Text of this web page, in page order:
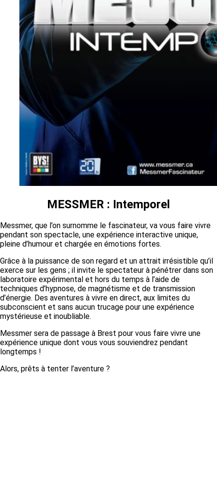
MESSMER : Intemporel
Messmer, que l’on surnomme le fascinateur, va vous faire vivre
pendant son spectacle, une expérience interactive unique,
pleine d’humour et chargée en émotions fortes.
Grâce à la puissance de son regard et un attrait irrésistible qu’il
exerce sur les gens ; il invite le spectateur à pénétrer dans son
laboratoire expérimental et hors du temps à l’aide de
techniques d’hypnose, de magnétisme et de transmission
d’énergie. Des aventures à vivre en direct, aux limites du
subconscient et sans aucun trucage pour une expérience
mystérieuse et inoubliable.
Messmer sera de passage à Brest pour vous faire vivre une
expérience unique dont vous vous souviendrez pendant
longtemps !
Alors, prêts à tenter l’aventure ?